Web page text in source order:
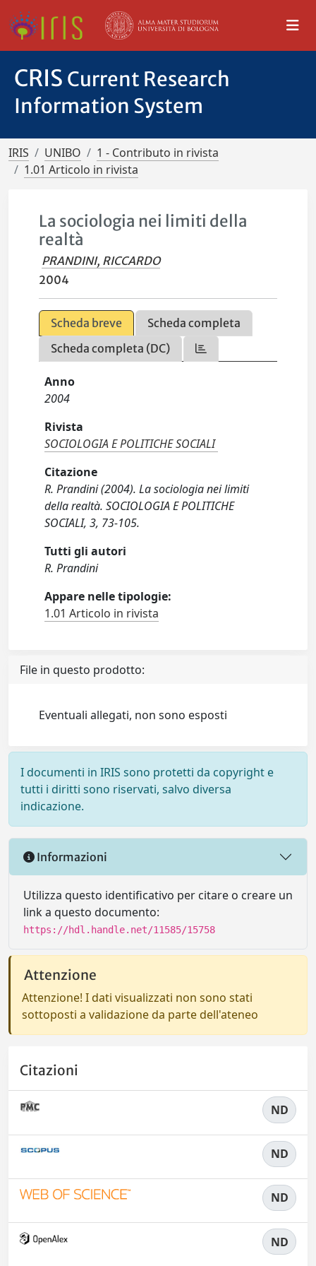
CRIS Current Research
Information System
IRIS UNIBO
1 - Contributo in rivista
1.01 Articolo in rivista
La sociologia nei limiti della
realtà
PRANDINI, RICCARDO
2004
Scheda breve
Scheda completa
Scheda completa (DC)
Anno
2004
Rivista
SOCIOLOGIA E POLITICHE SOCIALI
Citazione
R. Prandini (2004). La sociologia nei limiti
della realtà. SOCIOLOGIA E POLITICHE
SOCIALI, 3, 73-105.
Tutti gli autori
R. Prandini
Appare nelle tipologie:
1.01 Articolo in rivista
File in questo prodotto:
Eventuali allegati, non sono esposti
I documenti in IRIS sono protetti da copyright e
tutti i diritti sono riservati, salvo diversa
indicazione.
Informazioni
Utilizza questo identificativo per citare o creare un
link a questo documento:
https://hdl.handle.net/11585/15758
Attenzione
Attenzione! I dati visualizzati non sono stati
sottoposti a validazione da parte dell'ateneo
Citazioni
ND
ND
ND
ND